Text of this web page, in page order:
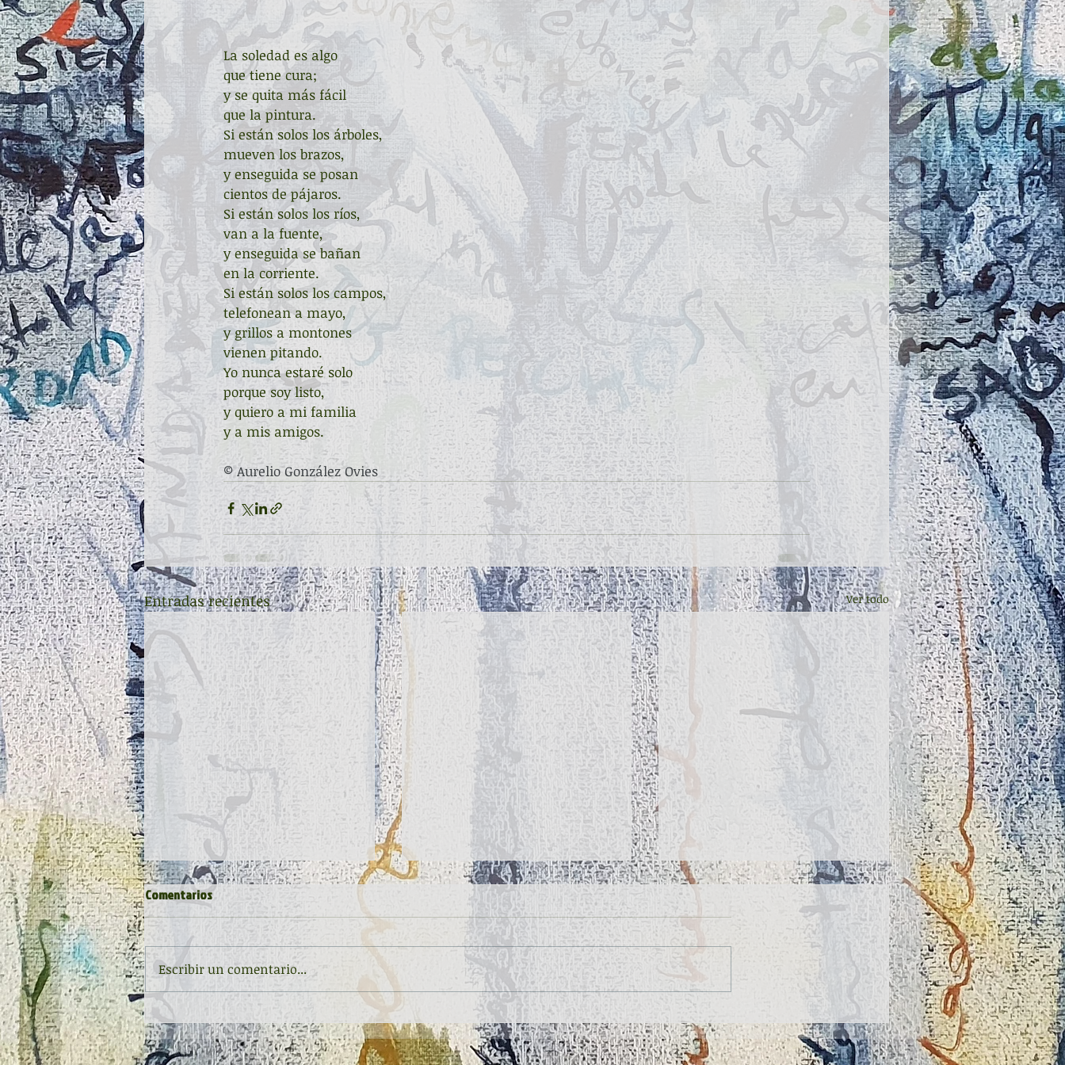
La soledad es algo
que tiene cura;
y se quita más fácil
que la pintura.
Si están solos los árboles,
mueven los brazos,
y enseguida se posan
cientos de pájaros.
Si están solos los ríos,
van a la fuente,
y enseguida se bañan
en la corriente.
Si están solos los campos,
telefonean a mayo,
y grillos a montones
vienen pitando.
Yo nunca estaré solo
porque soy listo,
y quiero a mi familia
y a mis amigos.
© Aurelio González Ovies
Entradas recientes Ver todo
Inauguración de la exposición
'Raigambre', de Agustín García y
Aurelio González Ovies
II CONCURSO INTERNACIONAL DE
RELATO Y POESÍA "POETA AURELIO
GONZÁLEZ OVIES"
Firma de "Pequeños pasos para
grandes poetas" en Oviedo Feria
del Libro - OFELIA
Comentarios
Escribir un comentario...